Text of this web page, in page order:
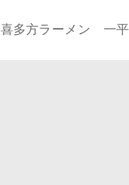
喜多方ラーメン 一平